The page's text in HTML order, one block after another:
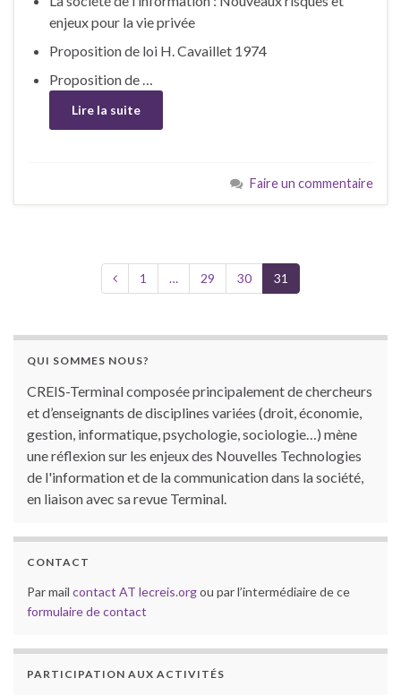
enjeux pour la vie privée
Proposition de loi H. Cavaillet 1974
Proposition de …
Lire la suite
Faire un commentaire
1 … 29 30 31
QUI SOMMES NOUS?
CREIS-Terminal composée principalement de chercheurs
et d’enseignants de disciplines variées (droit, économie,
gestion, informatique, psychologie, sociologie…) mène
une réflexion sur les enjeux des Nouvelles Technologies
de l'information et de la communication dans la société,
en liaison avec sa revue Terminal.
CONTACT
Par mail contact AT lecreis.orgou par l’intermédiaire de ce
formulaire de contact
PARTICIPATION AUX ACTIVITÉS